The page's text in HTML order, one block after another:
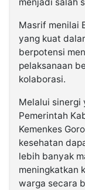
menjadi salah
Masrif menilai
yang kuat
berpotensi
pelaksanaan
kolaborasi.
Melalui sinergi
Pemerintah
Kemenkes
kesehatan
lebih banyak
meningkatkan
warga secara